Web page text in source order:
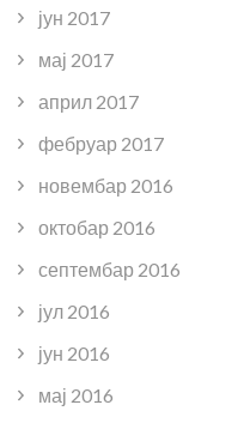
јун 2017
мај 2017
април 2017
фебруар 2017
новембар 2016
октобар 2016
септембар 2016
јул 2016
јун 2016
мај 2016